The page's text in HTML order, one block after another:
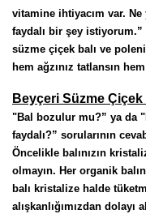
vitamine ihtiyacım var.
faydalı bir şey
süzme çiçek balı ve
hem ağzınız tatlansın hem
Beyçeri Süzme Çiçek
"Bal bozulur mu?” ya da
faydalı?” sorularının
Öncelikle balınızın
olmayın. Her organik
balı kristalize halde
alışkanlığımızdan dolayı